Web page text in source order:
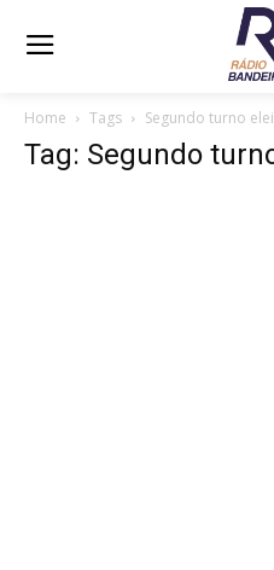
Home Tags Segundo turno
Tag: Segundo